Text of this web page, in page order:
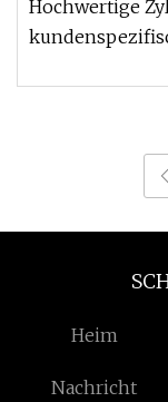
Hochwertige
Heim
Nachricht